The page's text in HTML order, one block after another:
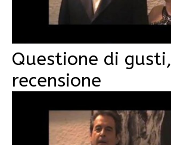
Questione di gusti,
recensione